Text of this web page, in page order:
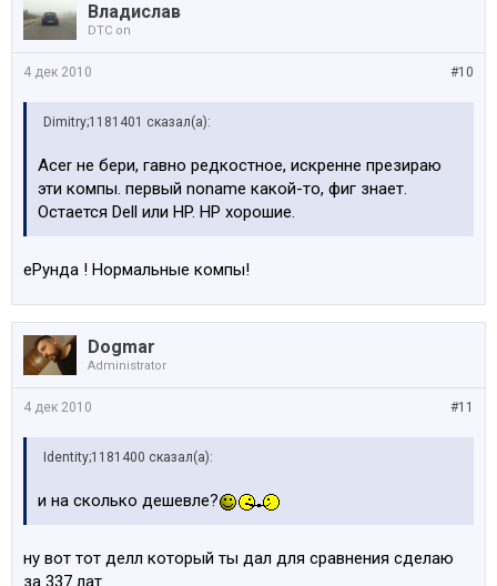
Владислав
DTC on
#10
4 дек 2010
Dimitry;1181401 сказал(а):
Acer не бери, гавно редкостное, искренне презираю
эти компы. первый noname какой-то, фиг знает.
Остается Dell или HP. HP хорошие.
еРунда ! Нормальные компы!
Dogmar
Administrator
#11
4 дек 2010
Identity;1181400 сказал(а):
и на сколько дешевле?
ну вот тот делл который ты дал для сравнения сделаю
за 337 лат